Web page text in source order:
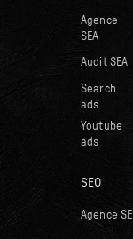
Agence
SEA
Audit SEA
Search
ads
Youtube
ads
SEO
Agence